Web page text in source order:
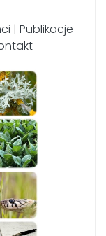
| Publikacje